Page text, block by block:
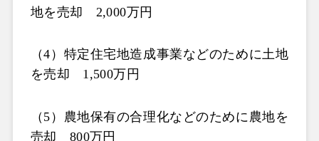
地を売却　2,000万円
（4）特定住宅地造成事業などのために土地
を売却　1,500万円
（5）農地保有の合理化などのために農地を
売却　800万円